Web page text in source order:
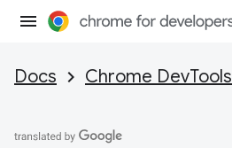
Docs Chrome DevTools